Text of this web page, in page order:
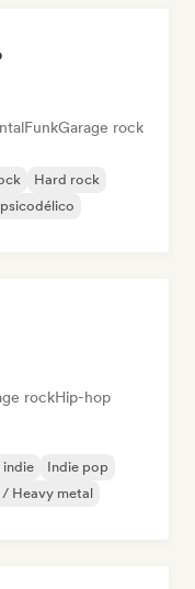
FunkGarage rock
Hard rock
rockHip-hop
indie
Indie pop
Heavy metal